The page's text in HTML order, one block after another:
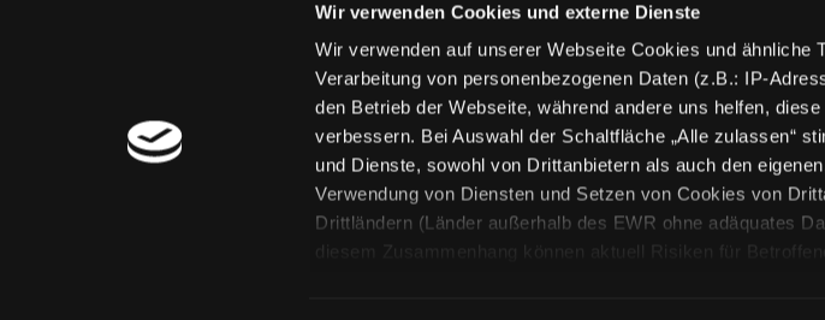
Wir verwenden Cookies und externe Dienste
Wir verwenden auf unserer Webseite Cookies und ähnliche
Verarbeitung von personenbezogenen Daten (z.B.: IP-
den Betrieb der Webseite, während andere uns helfen,
verbessern. Bei Auswahl der Schaltfläche „Alle zulassen“
und Dienste, sowohl von Drittanbietern als auch den
Verwendung von Diensten und Setzen von Cookies von
Drittländern (Länder außerhalb des EWR ohne adäquates
diesem Zusammenhang können aktuell Risiken für
[kju:b]
Feedback
Kontakt
Über uns
Jobs
Medienwunsch
FAQs